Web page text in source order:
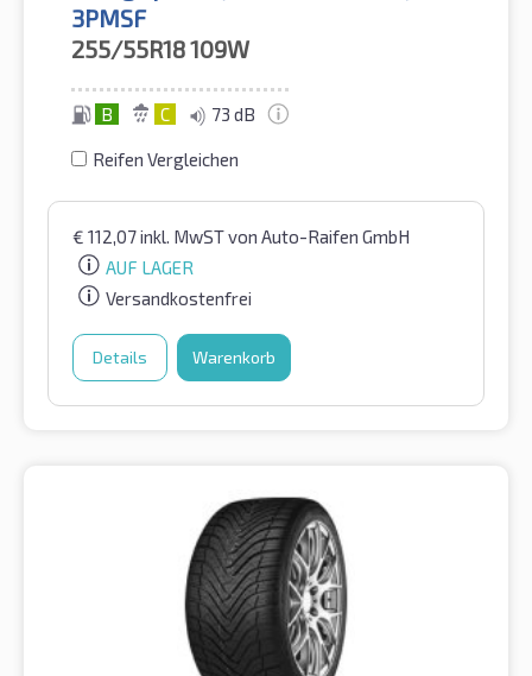
3PMSF
255/55R18109W
B C 73 dB
Reifen Vergleichen
€ 112,07inkl. MwSTvon Auto-Raifen GmbH
AUF LAGER
Versandkostenfrei
Details Warenkorb